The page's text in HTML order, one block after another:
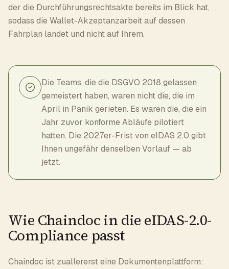
der die Durchführungsrechtsakte bereits im Blick hat,
sodass die Wallet-Akzeptanzarbeit auf dessen
Fahrplan landet und nicht auf Ihrem.
Die Teams, die die DSGVO 2018 gelassen
gemeistert haben, waren nicht die, die im
April in Panik gerieten. Es waren die, die ein
Jahr zuvor konforme Abläufe pilotiert
hatten. Die 2027er-Frist von eIDAS 2.0 gibt
Ihnen ungefähr denselben Vorlauf — ab
jetzt.
Wie Chaindoc in die eIDAS-2.0-
Compliance passt
Chaindoc ist zuallererst eine Dokumentenplattform: